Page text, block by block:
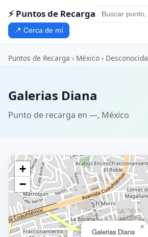
⚡ Puntos de Recarga
📍 Cerca de mí
Puntos de Recarga › México › Desconocida
Galerias Diana
Punto de recarga en —, México
Galerias Diana
×
+
−